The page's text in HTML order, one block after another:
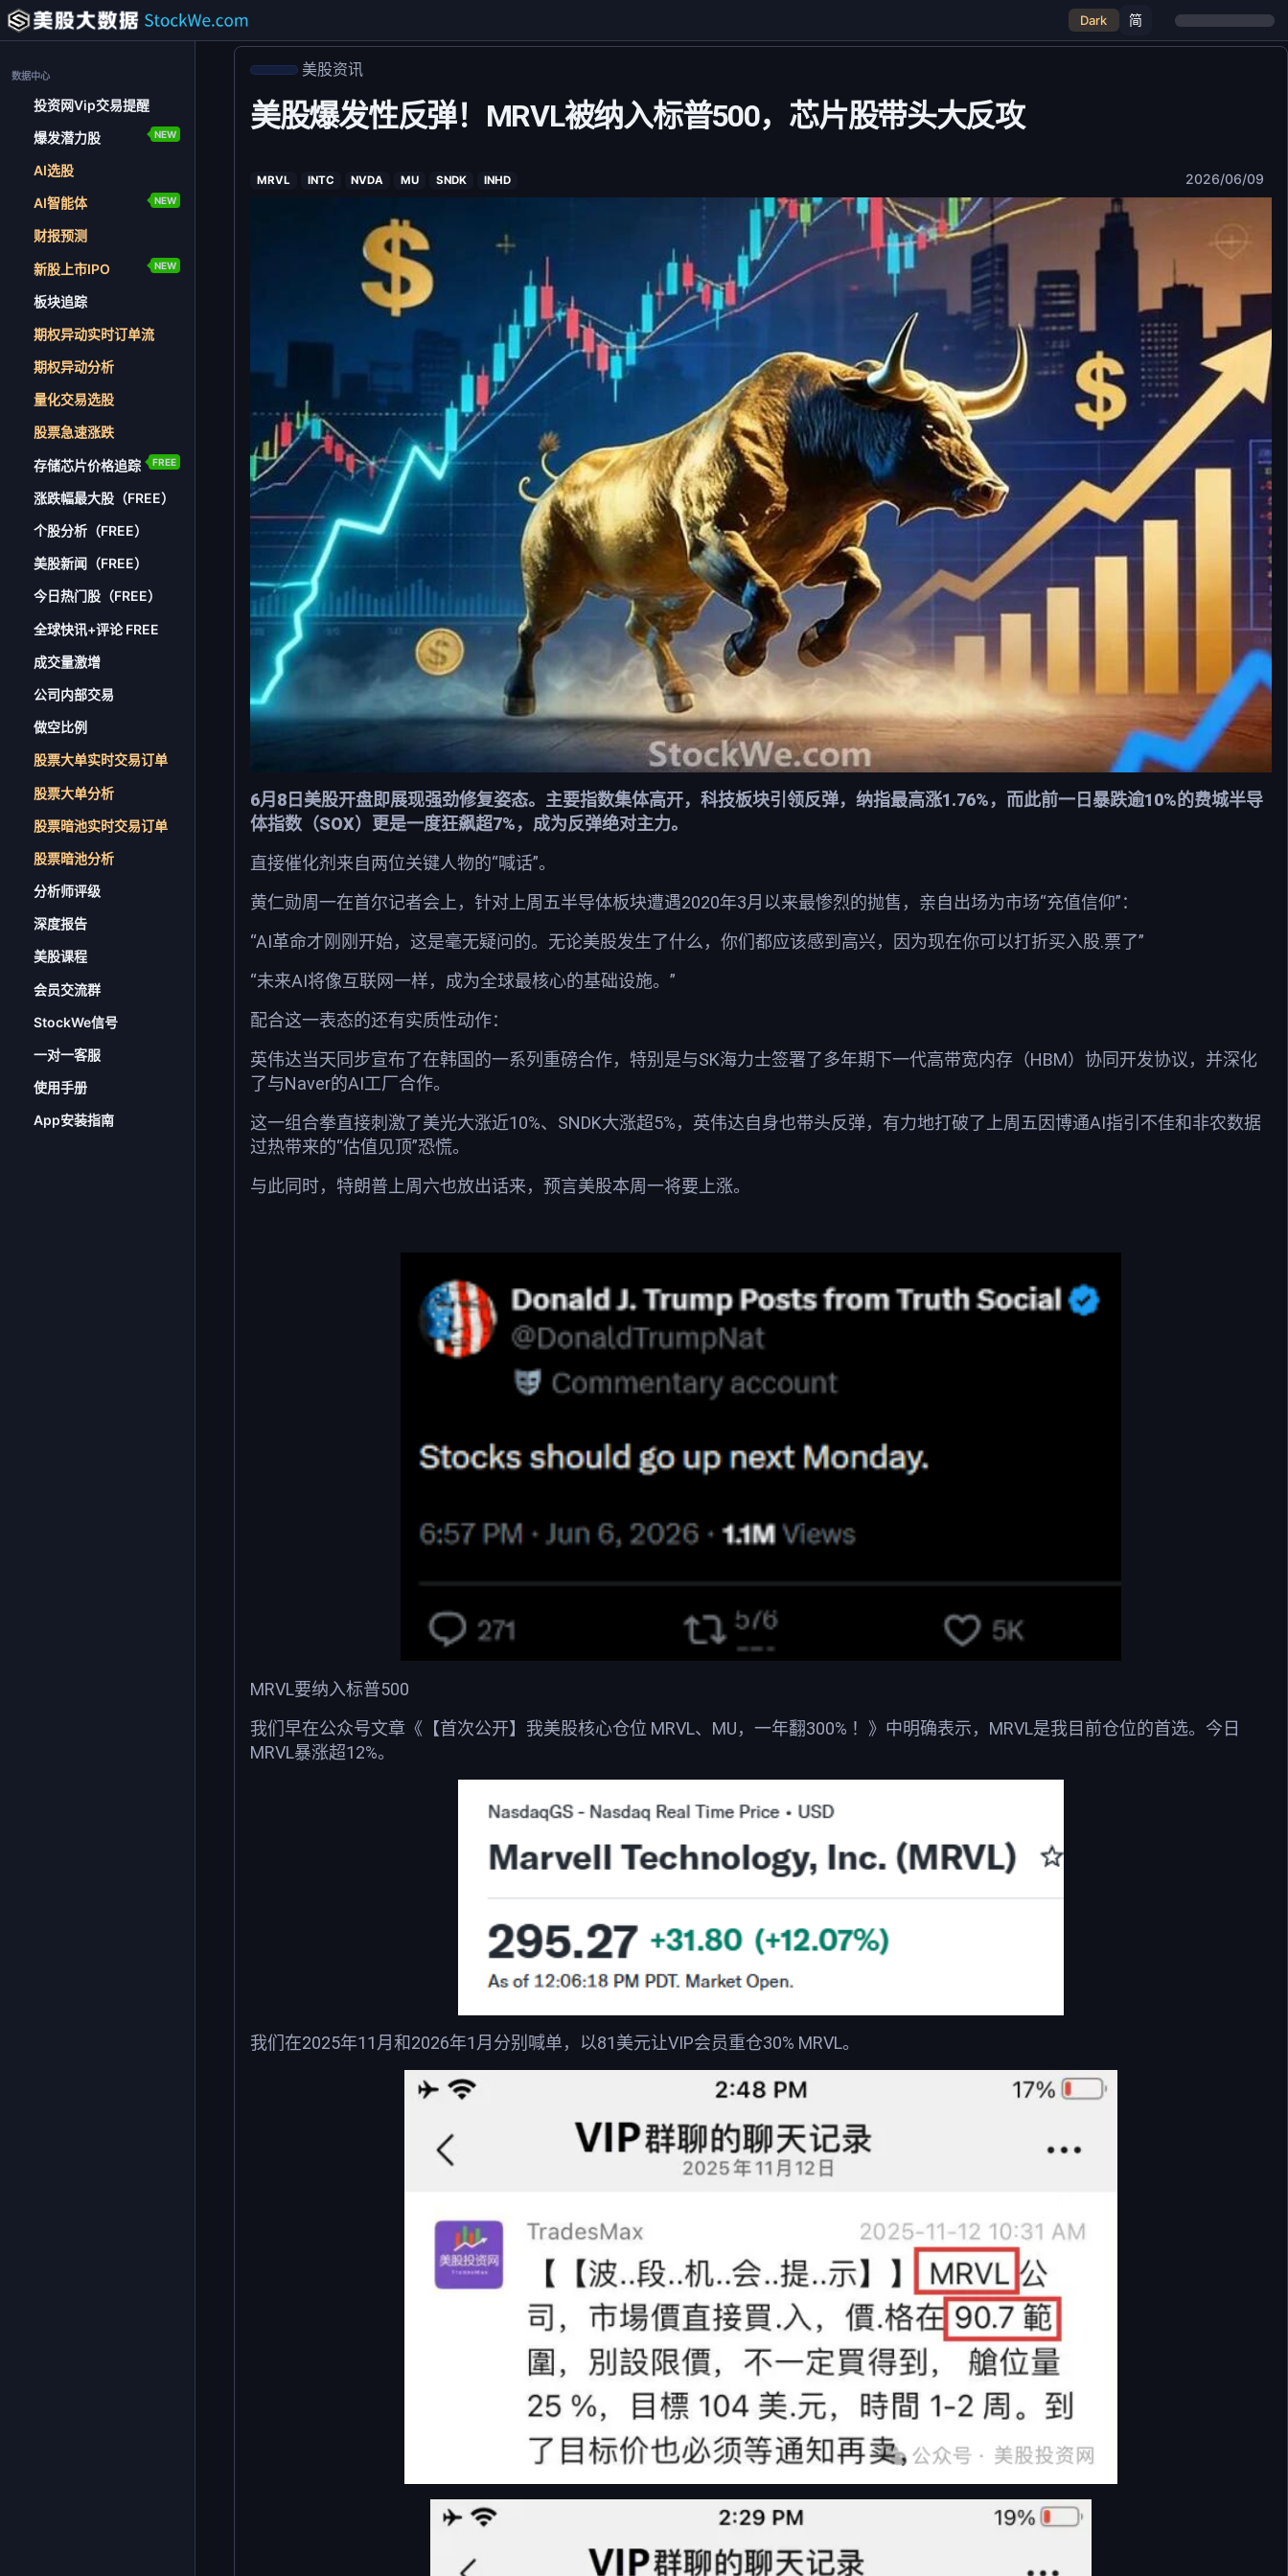
数据中心
投资网Vip交易提醒
爆发潜力股 NEW
AI选股
AI智能体 NEW
财报预测
新股上市IPO NEW
板块追踪
期权异动实时订单流
期权异动分析
量化交易选股
股票急速涨跌
存储芯片价格追踪 FREE
涨跌幅最大股（FREE）
个股分析（FREE）
美股新闻（FREE）
今日热门股（FREE）
全球快讯+评论 FREE
成交量激增
公司内部交易
做空比例
股票大单实时交易订单
股票大单分析
股票暗池实时交易订单
股票暗池分析
分析师评级
深度报告
美股课程
会员交流群
StockWe信号
一对一客服
使用手册
App安装指南
Dark 简
美股资讯
美股爆发性反弹！MRVL被纳入标普500，芯片股带头大反攻
MRVL INTC NVDA MU SNDK INHD 2026/06/09
6月8日美股开盘即展现强劲修复姿态。主要指数集体高开，科技板块引领反弹，纳指最高涨1.76%，而此前一日暴跌逾10%的费城半导
体指数（SOX）更是一度狂飙超7%，成为反弹绝对主力。
直接催化剂来自两位关键人物的“喊话”。
黄仁勋周一在首尔记者会上，针对上周五半导体板块遭遇2020年3月以来最惨烈的抛售，亲自出场为市场“充值信仰”：
“AI革命才刚刚开始，这是毫无疑问的。无论美股发生了什么，你们都应该感到高兴，因为现在你可以打折买入股.票了”
“未来AI将像互联网一样，成为全球最核心的基础设施。”
配合这一表态的还有实质性动作：
英伟达当天同步宣布了在韩国的一系列重磅合作，特别是与SK海力士签署了多年期下一代高带宽内存（HBM）协同开发协议，并深化
了与Naver的AI工厂合作。
这一组合拳直接刺激了美光大涨近10%、SNDK大涨超5%，英伟达自身也带头反弹，有力地打破了上周五因博通AI指引不佳和非农数据
过热带来的“估值见顶”恐慌。
与此同时，特朗普上周六也放出话来，预言美股本周一将要上涨。
MRVL要纳入标普500
我们早在公众号文章《【首次公开】我美股核心仓位 MRVL、MU，一年翻300% ！》中明确表示，MRVL是我目前仓位的首选。今日
MRVL暴涨超12%。
我们在2025年11月和2026年1月分别喊单，以81美元让VIP会员重仓30% MRVL。